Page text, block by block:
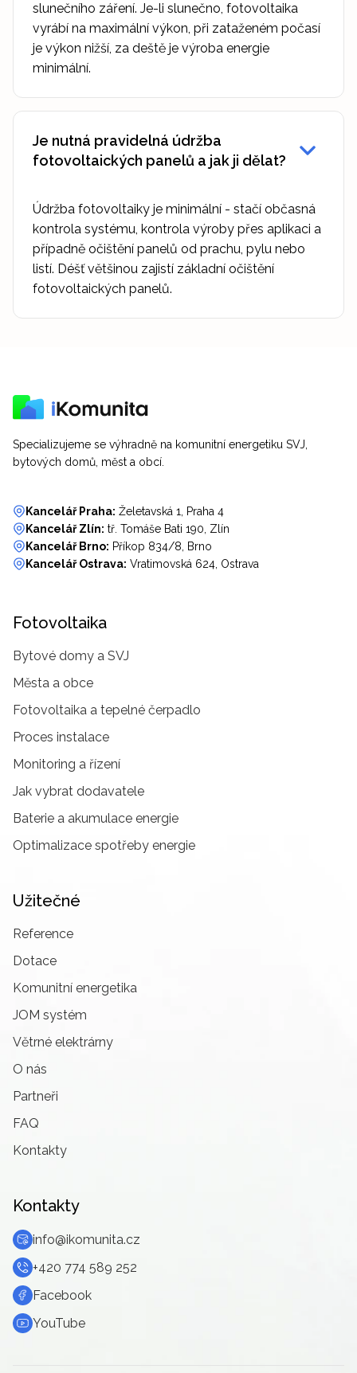
slunečního záření. Je-li slunečno, fotovoltaika
vyrábí na maximální výkon, při zataženém počasí
je výkon nižší, za deště je výroba energie
minimální.
Je nutná pravidelná údržba
fotovoltaických panelů a jak ji dělat?
Údržba fotovoltaiky je minimální - stačí občasná
kontrola systému, kontrola výroby přes aplikaci a
případně očištění panelů od prachu, pylu nebo
listí. Déšť většinou zajistí základní očištění
fotovoltaických panelů.
Specializujeme se výhradně na komunitní energetiku SVJ,
bytových domů, měst a obcí.
Kancelář Praha: Želetavská 1, Praha 4
Kancelář Zlín: tř. Tomáše Bati 190, Zlín
Kancelář Brno: Příkop 834/8, Brno
Kancelář Ostrava: Vratimovská 624, Ostrava
Fotovoltaika
Bytové domy a SVJ
Města a obce
Fotovoltaika a tepelné čerpadlo
Proces instalace
Monitoring a řízení
Jak vybrat dodavatele
Baterie a akumulace energie
Optimalizace spotřeby energie
Užitečné
Reference
Dotace
Komunitní energetika
JOM systém
Větrné elektrárny
O nás
Partneři
FAQ
Kontakty
Kontakty
info@ikomunita.cz
+420 774 589 252
Facebook
YouTube